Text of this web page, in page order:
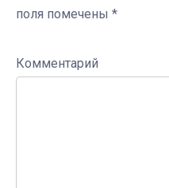
поля помечены *
Комментарий